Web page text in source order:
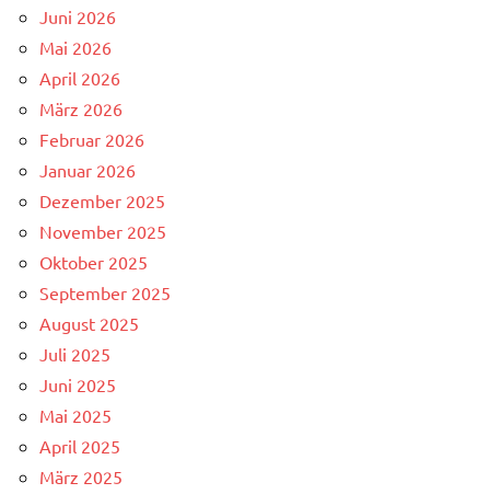
Juni 2026
Mai 2026
April 2026
März 2026
Februar 2026
Januar 2026
Dezember 2025
November 2025
Oktober 2025
September 2025
August 2025
Juli 2025
Juni 2025
Mai 2025
April 2025
März 2025